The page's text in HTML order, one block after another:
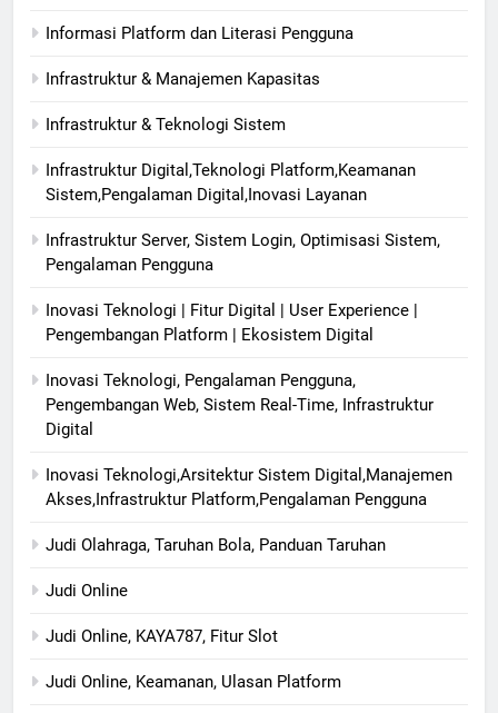
Informasi Platform dan Literasi Pengguna
Infrastruktur & Manajemen Kapasitas
Infrastruktur & Teknologi Sistem
Infrastruktur Digital,Teknologi Platform,Keamanan
Sistem,Pengalaman Digital,Inovasi Layanan
Infrastruktur Server, Sistem Login, Optimisasi Sistem,
Pengalaman Pengguna
Inovasi Teknologi | Fitur Digital | User Experience |
Pengembangan Platform | Ekosistem Digital
Inovasi Teknologi, Pengalaman Pengguna,
Pengembangan Web, Sistem Real-Time, Infrastruktur
Digital
Inovasi Teknologi,Arsitektur Sistem Digital,Manajemen
Akses,Infrastruktur Platform,Pengalaman Pengguna
Judi Olahraga, Taruhan Bola, Panduan Taruhan
Judi Online
Judi Online, KAYA787, Fitur Slot
Judi Online, Keamanan, Ulasan Platform